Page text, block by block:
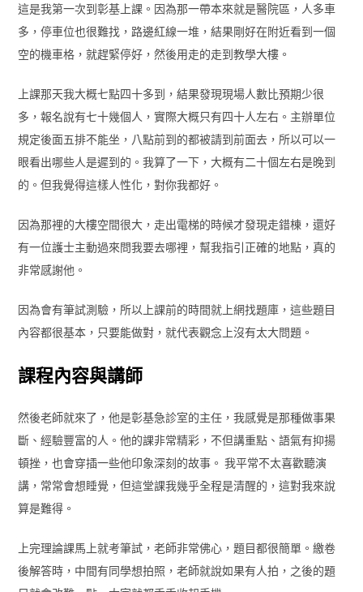
這是我第一次到彰基上課。因為那一帶本來就是醫院區，人多車
多，停車位也很難找，路邊紅線一堆，結果剛好在附近看到一個
空的機車格，就趕緊停好，然後用走的走到教學大樓。
上課那天我大概七點四十多到，結果發現現場人數比預期少很
多，報名說有七十幾個人，實際大概只有四十人左右。主辦單位
規定後面五排不能坐，八點前到的都被請到前面去，所以可以一
眼看出哪些人是遲到的。我算了一下，大概有二十個左右是晚到
的。但我覺得這樣人性化，對你我都好。
因為那裡的大樓空間很大，走出電梯的時候才發現走錯棟，還好
有一位護士主動過來問我要去哪裡，幫我指引正確的地點，真的
非常感謝他。
因為會有筆試測驗，所以上課前的時間就上網找題庫，這些題目
內容都很基本，只要能做對，就代表觀念上沒有太大問題。
課程內容與講師
然後老師就來了，他是彰基急診室的主任，我感覺是那種做事果
斷、經驗豐富的人。他的課非常精彩，不但講重點、語氣有抑揚
頓挫，也會穿插一些他印象深刻的故事。 我平常不太喜歡聽演
講，常常會想睡覺，但這堂課我幾乎全程是清醒的，這對我來說
算是難得。
上完理論課馬上就考筆試，老師非常佛心，題目都很簡單。繳卷
後解答時，中間有同學想拍照，老師就說如果有人拍，之後的題